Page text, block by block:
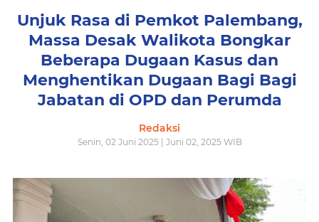
Unjuk Rasa di Pemkot Palembang,
Massa Desak Walikota Bongkar
Beberapa Dugaan Kasus dan
Menghentikan Dugaan Bagi Bagi
Jabatan di OPD dan Perumda
Redaksi
Senin, 02 Juni 2025 | Juni 02, 2025 WIB